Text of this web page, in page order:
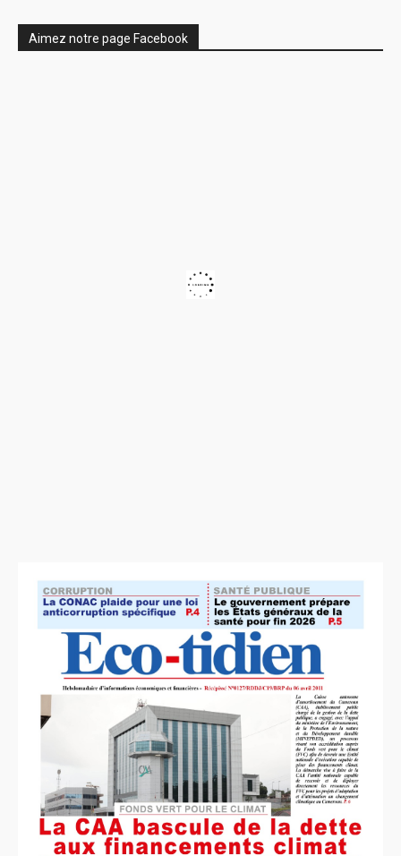
Aimez notre page Facebook